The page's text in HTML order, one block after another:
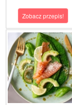
Zobacz przepis!